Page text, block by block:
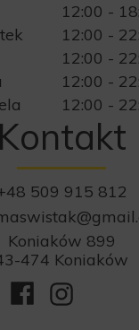
Kontakt
509 915 812
Koniaków 899
474 Koniaków
12:00 -
12:00 -
12:00 -
12:00 -
12:00 -